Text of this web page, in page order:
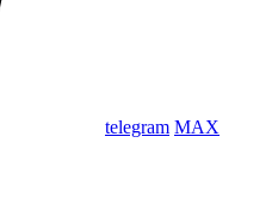
telegram MAX